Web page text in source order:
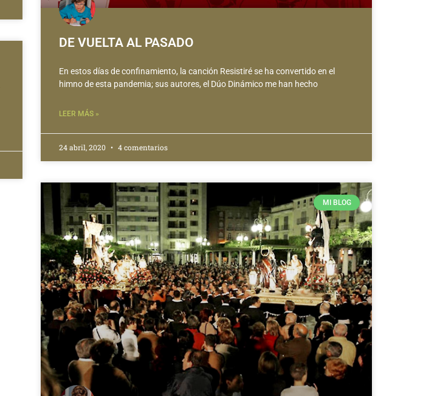
DE VUELTA AL PASADO
En estos días de confinamiento, la canción Resistiré se ha convertido en el
himno de esta pandemia; sus autores, el Dúo Dinámico me han hecho
LEER MÁS »
24 abril, 2020 4 comentarios
MI BLOG